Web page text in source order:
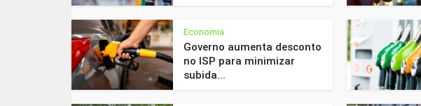
Economia
Governo aumenta desconto
no ISP para minimizar
subida...